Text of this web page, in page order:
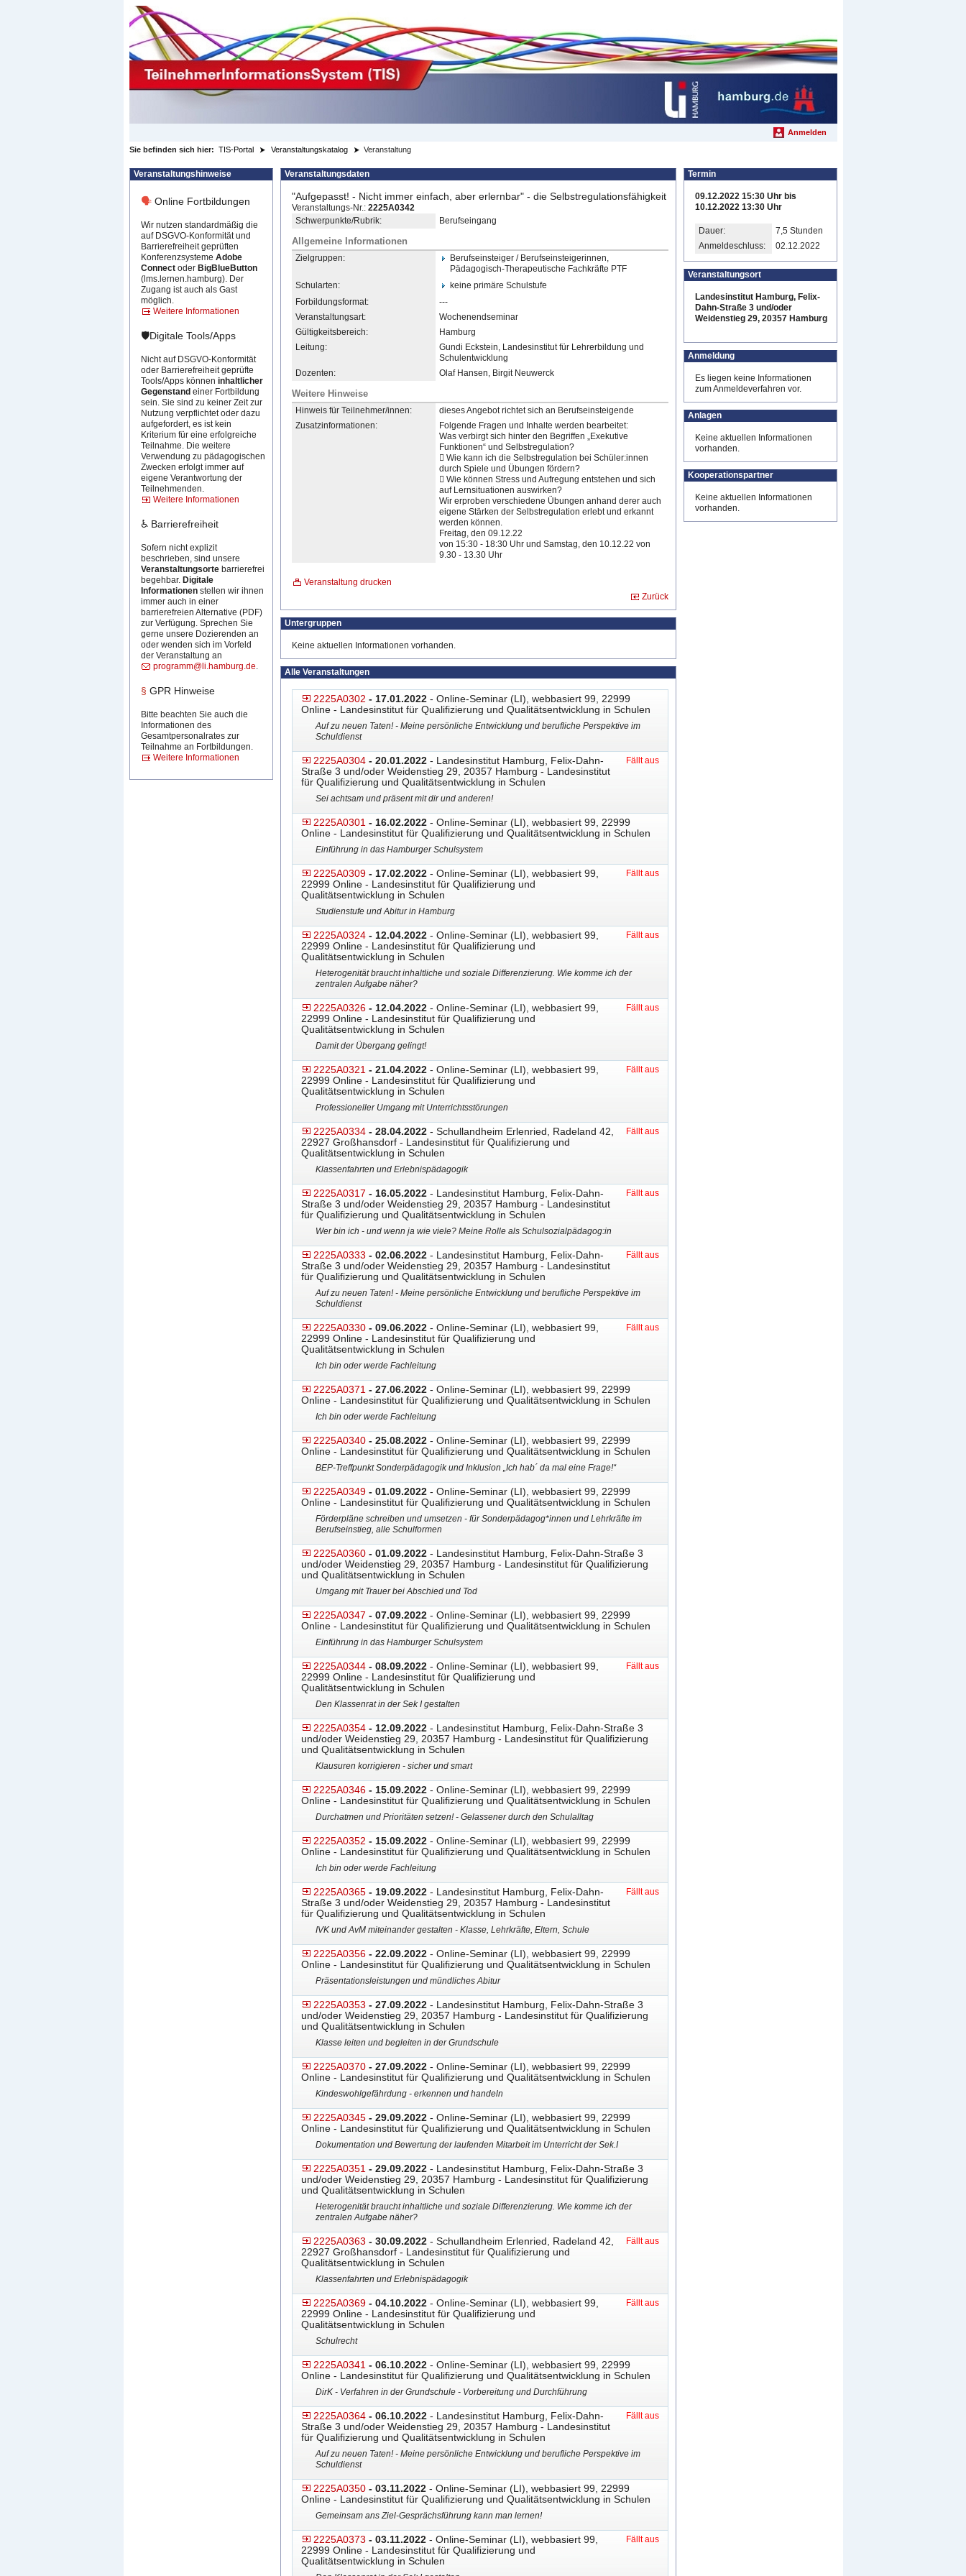
Anmelden
Sie befinden sich hier: TIS-Portal Veranstaltungskatalog Veranstaltung
Veranstaltungshinweise
🗣Online Fortbildungen
Wir nutzen standardmäßig die
auf DSGVO-Konformität und
Barrierefreiheit geprüften
Konferenzsysteme Adobe
Connect oderBigBlueButton
(lms.lernen.hamburg). Der
Zugang ist auch als Gast
möglich.
Weitere Informationen
🛡️Digitale Tools/Apps
Nicht auf DSGVO-Konformität
oder Barrierefreiheit geprüfte
Tools/Apps können inhaltlicher
Gegenstand einer Fortbildung
sein. Sie sind zu keiner Zeit zur
Nutzung verpflichtet oder dazu
aufgefordert, es ist kein
Kriterium für eine erfolgreiche
Teilnahme. Die weitere
Verwendung zu pädagogischen
Zwecken erfolgt immer auf
eigene Verantwortung der
Teilnehmenden.
Weitere Informationen
♿ Barrierefreiheit
Sofern nicht explizit
beschrieben, sind unsere
Veranstaltungsortebarrierefrei
begehbar. Digitale
Informationenstellen wir ihnen
immer auch in einer
barrierefreien Alternative (PDF)
zur Verfügung. Sprechen Sie
gerne unsere Dozierenden an
oder wenden sich im Vorfeld
der Veranstaltung an
programm@li.hamburg.de.
§ GPR Hinweise
Bitte beachten Sie auch die
Informationen des
Gesamtpersonalrates zur
Teilnahme an Fortbildungen.
Weitere Informationen
Veranstaltungsdaten
"Aufgepasst! - Nicht immer einfach, aber erlernbar" - die Selbstregulationsfähigkeit
Veranstaltungs-Nr.: 2225A0342
Schwerpunkte/Rubrik:
Berufseingang
Allgemeine Informationen
Zielgruppen:
Berufseinsteiger / Berufseinsteigerinnen,
Pädagogisch-Therapeutische ​ Fachkräfte PTF
Schularten:
keine primäre Schulstufe
Forbildungsformat:
---
Veranstaltungsart:
Wochenendseminar
Gültigkeitsbereich:
Hamburg
Leitung:
Gundi Eckstein, Landesinstitut für Lehrerbildung und
Schulentwicklung
Dozenten:
Olaf Hansen, Birgit Neuwerck
Weitere Hinweise
Hinweis für Teilnehmer/innen:
dieses Angebot richtet sich an Berufseinsteigende
Zusatzinformationen:
Folgende Fragen und Inhalte werden bearbeitet:
Was verbirgt sich hinter den Begriffen „Exekutive
Funktionen“ und Selbstregulation?
 Wie kann ich die Selbstregulation bei Schüler:innen
durch Spiele und Übungen fördern?
 Wie können Stress und Aufregung entstehen und sich
auf Lernsituationen auswirken?
Wir erproben verschiedene Übungen anhand derer auch
eigene Stärken der Selbstregulation erlebt und erkannt
werden können.
Freitag, den 09.12.22
von 15:30 - 18:30 Uhr und Samstag, den 10.12.22 von
9.30 - 13.30 Uhr
Veranstaltung drucken
Zurück
Untergruppen
Keine aktuellen Informationen vorhanden.
Alle Veranstaltungen
2225A0302 - 17.01.2022- Online-Seminar (LI), webbasiert 99, 22999
Online - Landesinstitut für Qualifizierung und Qualitätsentwicklung in Schulen
Auf zu neuen Taten! - Meine persönliche Entwicklung und berufliche Perspektive im
Schuldienst
2225A0304 - 20.01.2022- Landesinstitut Hamburg, Felix-Dahn-
Straße 3 und/oder Weidenstieg 29, 20357 Hamburg - Landesinstitut
für Qualifizierung und Qualitätsentwicklung in Schulen
Fällt aus
Sei achtsam und präsent mit dir und anderen!
2225A0301 - 16.02.2022- Online-Seminar (LI), webbasiert 99, 22999
Online - Landesinstitut für Qualifizierung und Qualitätsentwicklung in Schulen
Einführung in das Hamburger Schulsystem
2225A0309 - 17.02.2022- Online-Seminar (LI), webbasiert 99,
22999 Online - Landesinstitut für Qualifizierung und
Qualitätsentwicklung in Schulen
Fällt aus
Studienstufe und Abitur in Hamburg
2225A0324 - 12.04.2022- Online-Seminar (LI), webbasiert 99,
22999 Online - Landesinstitut für Qualifizierung und
Qualitätsentwicklung in Schulen
Fällt aus
Heterogenität braucht inhaltliche und soziale Differenzierung. Wie komme ich der
zentralen Aufgabe näher?
2225A0326 - 12.04.2022- Online-Seminar (LI), webbasiert 99,
22999 Online - Landesinstitut für Qualifizierung und
Qualitätsentwicklung in Schulen
Fällt aus
Damit der Übergang gelingt!
2225A0321 - 21.04.2022- Online-Seminar (LI), webbasiert 99,
22999 Online - Landesinstitut für Qualifizierung und
Qualitätsentwicklung in Schulen
Fällt aus
Professioneller Umgang mit Unterrichtsstörungen
2225A0334 - 28.04.2022- Schullandheim Erlenried, Radeland 42,
22927 Großhansdorf - Landesinstitut für Qualifizierung und
Qualitätsentwicklung in Schulen
Fällt aus
Klassenfahrten und Erlebnispädagogik
2225A0317 - 16.05.2022- Landesinstitut Hamburg, Felix-Dahn-
Straße 3 und/oder Weidenstieg 29, 20357 Hamburg - Landesinstitut
für Qualifizierung und Qualitätsentwicklung in Schulen
Fällt aus
Wer bin ich - und wenn ja wie viele? Meine Rolle als Schulsozialpädagog:in
2225A0333 - 02.06.2022- Landesinstitut Hamburg, Felix-Dahn-
Straße 3 und/oder Weidenstieg 29, 20357 Hamburg - Landesinstitut
für Qualifizierung und Qualitätsentwicklung in Schulen
Fällt aus
Auf zu neuen Taten! - Meine persönliche Entwicklung und berufliche Perspektive im
Schuldienst
2225A0330 - 09.06.2022- Online-Seminar (LI), webbasiert 99,
22999 Online - Landesinstitut für Qualifizierung und
Qualitätsentwicklung in Schulen
Fällt aus
Ich bin oder werde Fachleitung
2225A0371 - 27.06.2022- Online-Seminar (LI), webbasiert 99, 22999
Online - Landesinstitut für Qualifizierung und Qualitätsentwicklung in Schulen
Ich bin oder werde Fachleitung
2225A0340 - 25.08.2022- Online-Seminar (LI), webbasiert 99, 22999
Online - Landesinstitut für Qualifizierung und Qualitätsentwicklung in Schulen
BEP-Treffpunkt Sonderpädagogik und Inklusion „Ich hab´ da mal eine Frage!“
2225A0349 - 01.09.2022- Online-Seminar (LI), webbasiert 99, 22999
Online - Landesinstitut für Qualifizierung und Qualitätsentwicklung in Schulen
Förderpläne schreiben und umsetzen - für Sonderpädagog*innen und Lehrkräfte im
Berufseinstieg, alle Schulformen
2225A0360 - 01.09.2022- Landesinstitut Hamburg, Felix-Dahn-Straße 3
und/oder Weidenstieg 29, 20357 Hamburg - Landesinstitut für Qualifizierung
und Qualitätsentwicklung in Schulen
Umgang mit Trauer bei Abschied und Tod
2225A0347 - 07.09.2022- Online-Seminar (LI), webbasiert 99, 22999
Online - Landesinstitut für Qualifizierung und Qualitätsentwicklung in Schulen
Einführung in das Hamburger Schulsystem
2225A0344 - 08.09.2022- Online-Seminar (LI), webbasiert 99,
22999 Online - Landesinstitut für Qualifizierung und
Qualitätsentwicklung in Schulen
Fällt aus
Den Klassenrat in der Sek I gestalten
2225A0354 - 12.09.2022- Landesinstitut Hamburg, Felix-Dahn-Straße 3
und/oder Weidenstieg 29, 20357 Hamburg - Landesinstitut für Qualifizierung
und Qualitätsentwicklung in Schulen
Klausuren korrigieren - sicher und smart
2225A0346 - 15.09.2022- Online-Seminar (LI), webbasiert 99, 22999
Online - Landesinstitut für Qualifizierung und Qualitätsentwicklung in Schulen
Durchatmen und Prioritäten setzen! - Gelassener durch den Schulalltag
2225A0352 - 15.09.2022- Online-Seminar (LI), webbasiert 99, 22999
Online - Landesinstitut für Qualifizierung und Qualitätsentwicklung in Schulen
Ich bin oder werde Fachleitung
2225A0365 - 19.09.2022- Landesinstitut Hamburg, Felix-Dahn-
Straße 3 und/oder Weidenstieg 29, 20357 Hamburg - Landesinstitut
für Qualifizierung und Qualitätsentwicklung in Schulen
Fällt aus
IVK und AvM miteinander gestalten - Klasse, Lehrkräfte, Eltern, Schule
2225A0356 - 22.09.2022- Online-Seminar (LI), webbasiert 99, 22999
Online - Landesinstitut für Qualifizierung und Qualitätsentwicklung in Schulen
Präsentationsleistungen und mündliches Abitur
2225A0353 - 27.09.2022- Landesinstitut Hamburg, Felix-Dahn-Straße 3
und/oder Weidenstieg 29, 20357 Hamburg - Landesinstitut für Qualifizierung
und Qualitätsentwicklung in Schulen
Klasse leiten und begleiten in der Grundschule
2225A0370 - 27.09.2022- Online-Seminar (LI), webbasiert 99, 22999
Online - Landesinstitut für Qualifizierung und Qualitätsentwicklung in Schulen
Kindeswohlgefährdung - erkennen und handeln
2225A0345 - 29.09.2022- Online-Seminar (LI), webbasiert 99, 22999
Online - Landesinstitut für Qualifizierung und Qualitätsentwicklung in Schulen
Dokumentation und Bewertung der laufenden Mitarbeit im Unterricht der Sek.I
2225A0351 - 29.09.2022- Landesinstitut Hamburg, Felix-Dahn-Straße 3
und/oder Weidenstieg 29, 20357 Hamburg - Landesinstitut für Qualifizierung
und Qualitätsentwicklung in Schulen
Heterogenität braucht inhaltliche und soziale Differenzierung. Wie komme ich der
zentralen Aufgabe näher?
2225A0363 - 30.09.2022- Schullandheim Erlenried, Radeland 42,
22927 Großhansdorf - Landesinstitut für Qualifizierung und
Qualitätsentwicklung in Schulen
Fällt aus
Klassenfahrten und Erlebnispädagogik
2225A0369 - 04.10.2022- Online-Seminar (LI), webbasiert 99,
22999 Online - Landesinstitut für Qualifizierung und
Qualitätsentwicklung in Schulen
Fällt aus
Schulrecht
2225A0341 - 06.10.2022- Online-Seminar (LI), webbasiert 99, 22999
Online - Landesinstitut für Qualifizierung und Qualitätsentwicklung in Schulen
DirK - Verfahren in der Grundschule - Vorbereitung und Durchführung
2225A0364 - 06.10.2022- Landesinstitut Hamburg, Felix-Dahn-
Straße 3 und/oder Weidenstieg 29, 20357 Hamburg - Landesinstitut
für Qualifizierung und Qualitätsentwicklung in Schulen
Fällt aus
Auf zu neuen Taten! - Meine persönliche Entwicklung und berufliche Perspektive im
Schuldienst
2225A0350 - 03.11.2022- Online-Seminar (LI), webbasiert 99, 22999
Online - Landesinstitut für Qualifizierung und Qualitätsentwicklung in Schulen
Gemeinsam ans Ziel-Gesprächsführung kann man lernen!
2225A0373 - 03.11.2022- Online-Seminar (LI), webbasiert 99,
22999 Online - Landesinstitut für Qualifizierung und
Qualitätsentwicklung in Schulen
Fällt aus
Termin
09.12.2022 15:30 Uhr bis
10.12.2022 13:30 Uhr
Dauer:
7,5 Stunden
Anmeldeschluss:
02.12.2022
Veranstaltungsort
Landesinstitut Hamburg, Felix-
Dahn-Straße 3 und/oder
Weidenstieg 29, 20357 Hamburg
Anmeldung
Es liegen keine Informationen
zum Anmeldeverfahren vor.
Anlagen
Keine aktuellen Informationen
vorhanden.
Kooperationspartner
Keine aktuellen Informationen
vorhanden.